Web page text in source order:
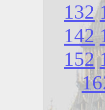
132
142
152